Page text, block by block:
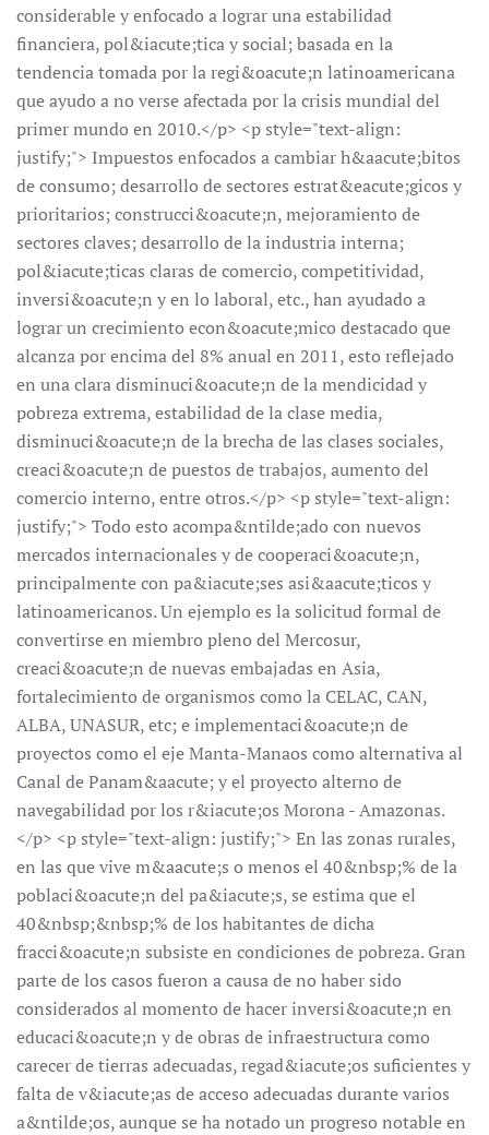
considerable y enfocado a lograr una estabilidad
financiera, pol&iacute;tica y social; basada en la
tendencia tomada por la regi&oacute;n latinoamericana
que ayudo a no verse afectada por la crisis mundial del
primer mundo en 2010.</p> <p style="text-align:
justify;"> Impuestos enfocados a cambiar h&aacute;bitos
de consumo; desarrollo de sectores estrat&eacute;gicos y
prioritarios; construcci&oacute;n, mejoramiento de
sectores claves; desarrollo de la industria interna;
pol&iacute;ticas claras de comercio, competitividad,
inversi&oacute;n y en lo laboral, etc., han ayudado a
lograr un crecimiento econ&oacute;mico destacado que
alcanza por encima del 8% anual en 2011, esto reflejado
en una clara disminuci&oacute;n de la mendicidad y
pobreza extrema, estabilidad de la clase media,
disminuci&oacute;n de la brecha de las clases sociales,
creaci&oacute;n de puestos de trabajos, aumento del
comercio interno, entre otros.</p> <p style="text-align:
justify;"> Todo esto acompa&ntilde;ado con nuevos
mercados internacionales y de cooperaci&oacute;n,
principalmente con pa&iacute;ses asi&aacute;ticos y
latinoamericanos. Un ejemplo es la solicitud formal de
convertirse en miembro pleno del Mercosur,
creaci&oacute;n de nuevas embajadas en Asia,
fortalecimiento de organismos como la CELAC, CAN,
ALBA, UNASUR, etc; e implementaci&oacute;n de
proyectos como el eje Manta-Manaos como alternativa al
Canal de Panam&aacute; y el proyecto alterno de
navegabilidad por los r&iacute;os Morona - Amazonas.
</p> <p style="text-align: justify;"> En las zonas rurales,
en las que vive m&aacute;s o menos el 40&nbsp;% de la
poblaci&oacute;n del pa&iacute;s, se estima que el
40&nbsp;&nbsp;% de los habitantes de dicha
fracci&oacute;n subsiste en condiciones de pobreza. Gran
parte de los casos fueron a causa de no haber sido
considerados al momento de hacer inversi&oacute;n en
educaci&oacute;n y de obras de infraestructura como
carecer de tierras adecuadas, regad&iacute;os suficientes y
falta de v&iacute;as de acceso adecuadas durante varios
a&ntilde;os, aunque se ha notado un progreso notable en